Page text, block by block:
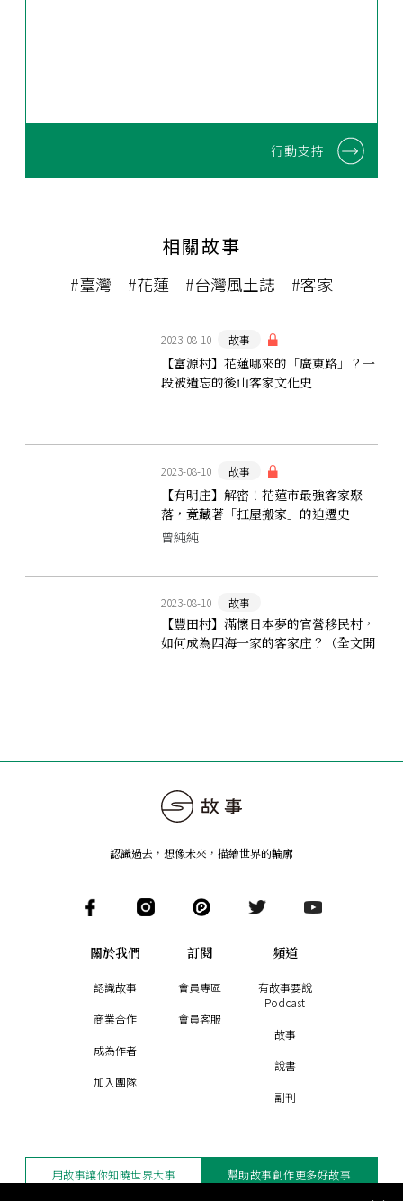
行動支持
相關故事
#臺灣 #花蓮 #台灣風土誌 #客家
2023-08-10 故事
【富源村】花蓮哪來的「廣東路」？一
段被遺忘的後山客家文化史
2023-08-10 故事
【有明庄】解密！花蓮市最強客家聚
落，竟藏著「扛屋搬家」的迫遷史
曾純純
2023-08-10 故事
【豐田村】滿懷日本夢的官營移民村，
如何成為四海一家的客家庄？（全文開
認識過去，想像未來 ， 描繪世界的輪廓
關於我們
認識故事
商業合作
成為作者
加入團隊
訂閱
會員專區
會員客服
頻道
有故事要說
Podcast
故事
說書
副刊
用故事讓你知曉世界大事 幫助故事創作更多好故事